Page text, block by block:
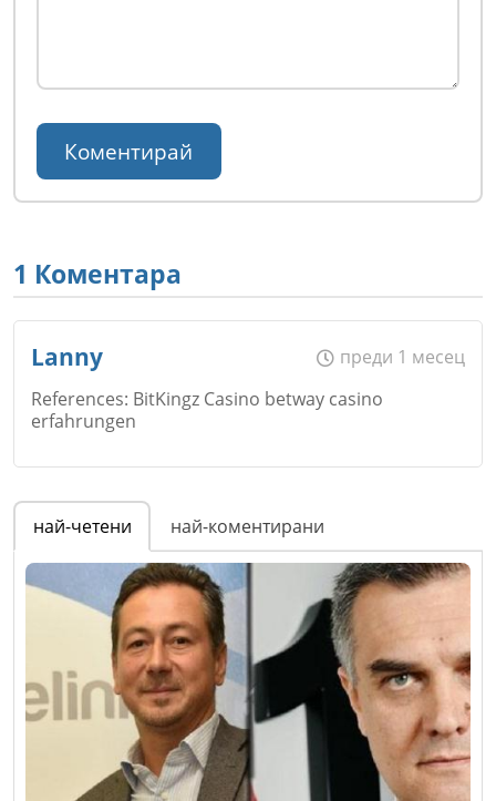
1 Коментара
Lanny
преди 1 месец
References: BitKingz Casino betway casino
erfahrungen
Име*
Коментар*
най-четени най-коментирани